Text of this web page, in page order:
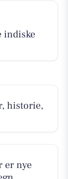
indiske
historie,
er nye